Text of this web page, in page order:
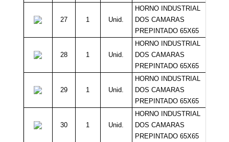
27 1 Unid.
HORNO INDUSTRIAL
DOS CAMARAS
PREPINTADO 65X65
28 1 Unid.
HORNO INDUSTRIAL
DOS CAMARAS
PREPINTADO 65X65
29 1 Unid.
HORNO INDUSTRIAL
DOS CAMARAS
PREPINTADO 65X65
30 1 Unid.
HORNO INDUSTRIAL
DOS CAMARAS
PREPINTADO 65X65